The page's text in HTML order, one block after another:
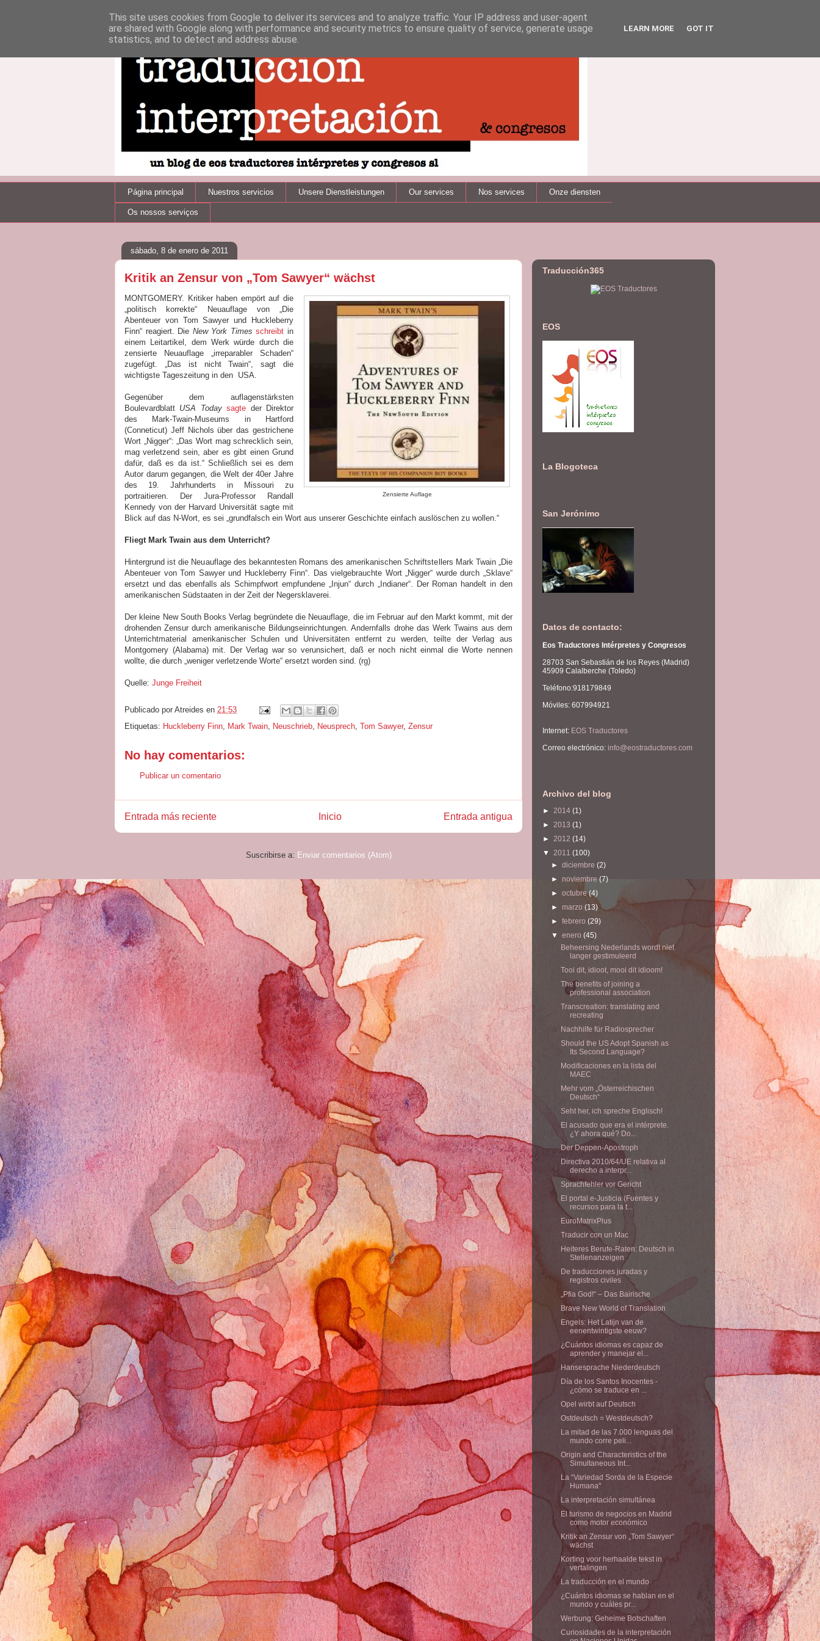
Página principal Nuestros servicios Unsere Dienstleistungen Our services Nos services Onze diensten
Os nossos serviços
sábado, 8 de enero de 2011
Kritik an Zensur von „Tom Sawyer“ wächst
Zensierte Auflage
MONTGOMERY. Kritiker haben empört auf die
„politisch korrekte“ Neuauflage von „Die
Abenteuer von Tom Sawyer und Huckleberry
Finn“ reagiert. Die New York Times schreibt in
einem Leitartikel, dem Werk würde durch die
zensierte Neuauflage „irreparabler Schaden“
zugefügt. „Das ist nicht Twain“, sagt die
wichtigste Tageszeitung in den USA.
Gegenüber dem auflagenstärksten
Boulevardblatt USA Today sagte der Direktor
des Mark-Twain-Museums in Hartford
(Conneticut) Jeff Nichols über das gestrichene
Wort „Nigger“: „Das Wort mag schrecklich sein,
mag verletzend sein, aber es gibt einen Grund
dafür, daß es da ist.“ Schließlich sei es dem
Autor darum gegangen, die Welt der 40er Jahre
des 19. Jahrhunderts in Missouri zu
portraitieren. Der Jura-Professor Randall
Kennedy von der Harvard Universität sagte mit
Blick auf das N-Wort, es sei „grundfalsch ein Wort aus unserer Geschichte einfach auslöschen zu wollen.“
Fliegt Mark Twain aus dem Unterricht?
Hintergrund ist die Neuauflage des bekanntesten Romans des amerikanischen Schriftstellers Mark Twain „Die
Abenteuer von Tom Sawyer und Huckleberry Finn“. Das vielgebrauchte Wort „Nigger“ wurde durch „Sklave“
ersetzt und das ebenfalls als Schimpfwort empfundene „Injun“ durch „Indianer“. Der Roman handelt in den
amerikanischen Südstaaten in der Zeit der Negersklaverei.
Der kleine New South Books Verlag begründete die Neuauflage, die im Februar auf den Markt kommt, mit der
drohenden Zensur durch amerikanische Bildungseinrichtungen. Andernfalls drohe das Werk Twains aus dem
Unterrichtmaterial amerikanischer Schulen und Universitäten entfernt zu werden, teilte der Verlag aus
Montgomery (Alabama) mit. Der Verlag war so verunsichert, daß er noch nicht einmal die Worte nennen
wollte, die durch „weniger verletzende Worte“ ersetzt worden sind. (rg)
Quelle: Junge Freiheit
Publicado por Atreides en 21:53
Etiquetas: Huckleberry Finn, Mark Twain, Neuschrieb, Neusprech, Tom Sawyer, Zensur
No hay comentarios:
Publicar un comentario
Entrada más reciente Entrada antigua
Inicio
Suscribirse a: Enviar comentarios (Atom)
Traducción365
EOS
La Blogoteca
San Jerónimo
Datos de contacto:
Eos Traductores Intérpretes y Congresos
28703 San Sebastián de los Reyes (Madrid)
45909 Calalberche (Toledo)
Teléfono:918179849
Móviles: 607994921
Internet: EOS Traductores
Correo electrónico: info@eostraductores.com
Archivo del blog
► 2014 (1)
► 2013 (1)
► 2012 (14)
▼ 2011 (100)
►diciembre(2)
►noviembre(7)
►octubre(4)
► marzo(13)
►febrero(29)
▼enero(45)
Beheersing Nederlands wordt niet
langer gestimuleerd
Tooi dit, idioot, mooi dit idioom!
The benefits of joining a
professional association
Transcreation: translating and
recreating
Nachhilfe für Radiosprecher
Should the US Adopt Spanish as
Its Second Language?
Modificaciones en la lista del
MAEC
Mehr vom „Österreichischen
Deutsch“
Seht her, ich spreche Englisch!
El acusado que era el intérprete.
¿Y ahora qué? Do...
Der Deppen-Apostroph
Directiva 2010/64/UE relativa al
derecho a interpr...
Sprachfehler vor Gericht
El portal e-Justicia (Fuentes y
recursos para la t...
EuroMatrixPlus
Traducir con un Mac
Heiteres Berufe-Raten: Deutsch in
Stellenanzeigen
De traducciones juradas y
registros civiles
„Pfia God!“ – Das Bairische
Brave New World of Translation
Engels: Het Latijn van de
eenentwintigste eeuw?
¿Cuántos idiomas es capaz de
aprender y manejar el...
Hansesprache Niederdeutsch
Día de los Santos Inocentes -
¿cómo se traduce en ...
Opel wirbt auf Deutsch
Ostdeutsch = Westdeutsch?
La mitad de las 7.000 lenguas del
mundo corre peli...
Origin and Characteristics of the
Simultaneous Int...
La “Variedad Sorda de la Especie
Humana"
La interpretación simultánea
El turismo de negocios en Madrid
como motor económico
Kritik an Zensur von „Tom Sawyer“
wächst
Korting voor herhaalde tekst in
vertalingen
La traducción en el mundo
¿Cuántos idiomas se hablan en el
mundo y cuáles pr...
Werbung: Geheime Botschaften
Curiosidades de la interpretación
This site uses cookies from Google to deliver its services and to analyze traffic. Your IP address and user-agent
are shared with Google along with performance and security metrics to ensure quality of service, generate usage
statistics, and to detect and address abuse.
LEARN MORE GOT IT